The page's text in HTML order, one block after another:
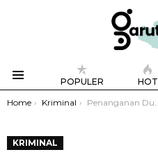
POPULER HOT
You are here:
Home Kriminal Penanganan Dugaan Korupsi Joging Track Mandeg: Pelapor Siapkan Langkah Hukum Lawan Kejaksaan
KRIMINAL